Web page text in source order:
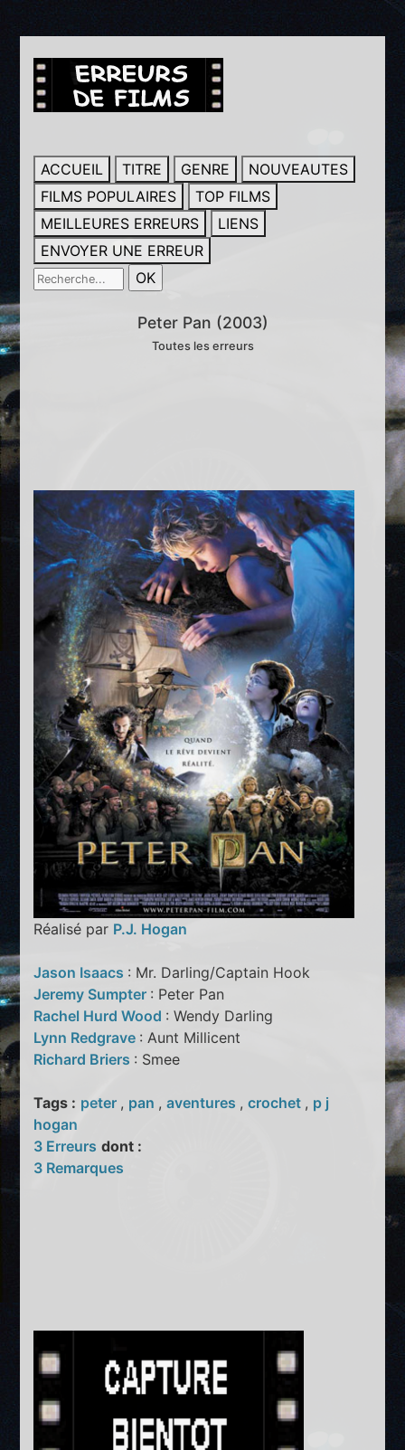
ACCUEIL TITRE GENRE
NOUVEAUTES
FILMS POPULAIRES
TOP FILMS
MEILLEURES ERREURS
LIENS
ENVOYER UNE ERREUR
Peter Pan (2003)
Toutes les erreurs
Réalisé par P.J. Hogan
Jason Isaacs : Mr. Darling/Captain Hook
Jeremy Sumpter : Peter Pan
Rachel Hurd Wood : Wendy Darling
Lynn Redgrave : Aunt Millicent
Richard Briers : Smee
Tags : peter , pan ,aventures ,crochet , p j
hogan
3 Erreurs dont :
3 Remarques